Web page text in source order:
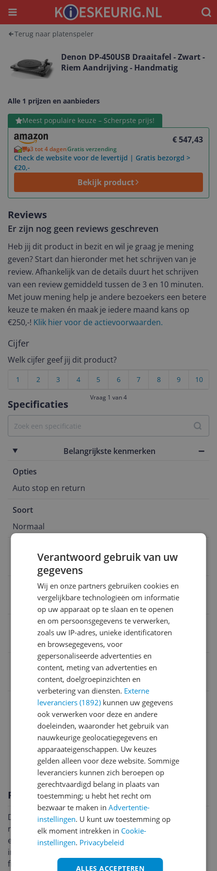
Menu
Terug naar platenspeler
Denon DP-450USB Draaitafel - Zwart -
Riem Aandrijving - Handmatig
Alle 1 prijzen en aanbieders
Meest populaire keuze – Scherpste prijs!
€ 547,43
3 tot 4 dagenGratis verzending
Check de website voor de levertijd | Gratis bezorgd >
€20,-
Bekijk product
Bekijk product
Specificaties
Belangrijkste kenmerken
Opties
Auto stop en return
Soort
Normaal
USB aansluiting
Toerental
Niet aanpasbaar
4951035065549
Aansluitingen
Algemeen
Functies
Technisch
Productomschrijving
De Denon DP-450USB is een draaitafel met
riemaandrijving in een strakke zwarte kleur en vormt
een naadloze aanvulling op elke moderne audio-
installatie. Door de S-vormige toonarm en de
frequentiebereik van 20 - 20000 hz geeft deze
Reviews
Er zijn nog geen reviews geschreven
Heb jij dit product in bezit en wil je graag je mening
geven? Start dan hieronder met het schrijven van je
review. Afhankelijk van de details duurt het schrijven
van een review gemiddeld tussen de 3 en 10 minuten.
Met jouw mening help je andere bezoekers een betere
keuze te maken én maak je iedere maand kans op
€250,-! Klik hier voor de actievoorwaarden.
Cijfer
Welk cijfer geef jij dit product?
10
9
8
7
6
5
4
3
2
1
Vraag 1 van 4
Verantwoord gebruik van uw
gegevens
Wij en onze partners gebruiken cookies en
vergelijkbare technologieën om informatie
op uw apparaat op te slaan en te openen
en om persoonsgegevens te verwerken,
zoals uw IP-adres, unieke identificatoren
en browsegegevens, voor
gepersonaliseerde advertenties en
content, meting van advertenties en
content, doelgroepinzichten en
verbetering van diensten. Externe
leveranciers (1892) kunnen uw gegevens
ook verwerken voor deze en andere
doeleinden, waaronder het gebruik van
nauwkeurige geolocatiegegevens en
apparaateigenschappen. Uw keuzes
gelden alleen voor deze website. Sommige
leveranciers kunnen zich beroepen op
gerechtvaardigd belang in plaats van
toestemming; u hebt het recht om
bezwaar te maken inAdvertentie-
instellingen. U kunt uw toestemming op
elk moment intrekken in Cookie-
instellingen. Privacybeleid
ALLES ACCEPTEREN